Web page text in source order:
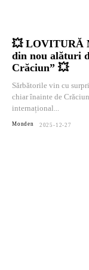
💥 LOVITURĂ
din nou alături
Crăciun” 💥
Sărbătorile vin cu
chiar înainte de
internațional...
Monden 2025-12-27